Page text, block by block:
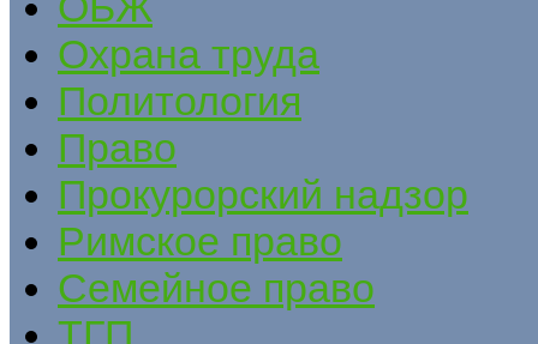
Охрана труда
Политология
Право
Прокурорский надзор
Римское право
Семейное право
ТГП